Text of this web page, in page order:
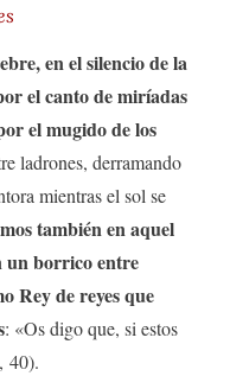
en el silencio de la
el canto de miríadas
el mugido de los
ladrones, derramando
mientras el sol se
también en aquel
un borrico entre
Rey de reyes que
: «Os digo que, si estos
40).